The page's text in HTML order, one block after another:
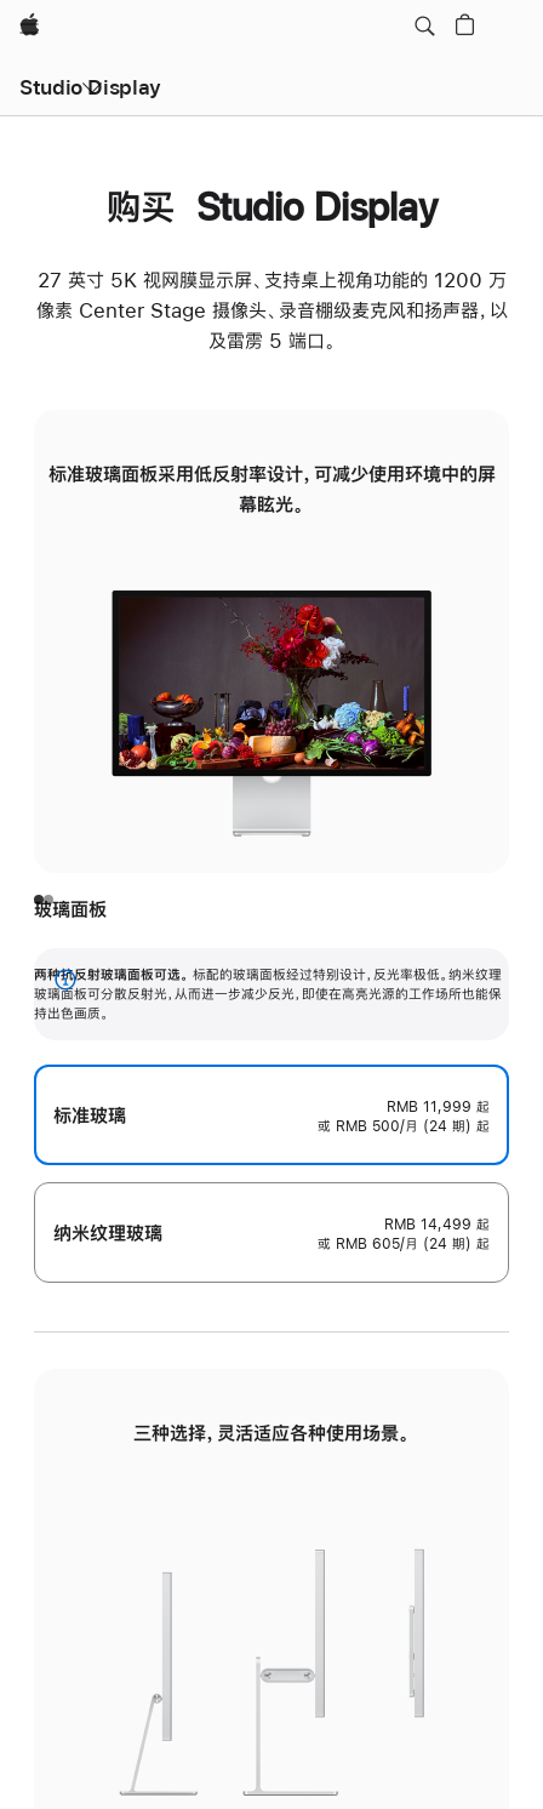
Apple
Studio Display
购买 Studio Display
27 英寸 5K 视网膜显示屏、支持桌上视角功能的 1200 万
像素 Center Stage 摄像头、录音棚级麦克风和扬声器，以
及雷雳 5 端口。
标准玻璃面板采用低反射率设计，可减少使用环境中的屏
幕眩光。
玻璃面板
两种抗反射玻璃面板可选。 标配的玻璃面板经过特别设计，反光率极低。纳米纹理
玻璃面板可分散反射光，从而进一步减少反光，即使在高亮光源的工作场所也能保
持出色画质。
展
开
标准玻璃 RMB 11,999 起
或 RMB 500/月 (24 期) 起
纳米纹理玻璃 RMB 14,499 起
或 RMB 605/月 (24 期) 起
三种选择，灵活适应各种使用场景。